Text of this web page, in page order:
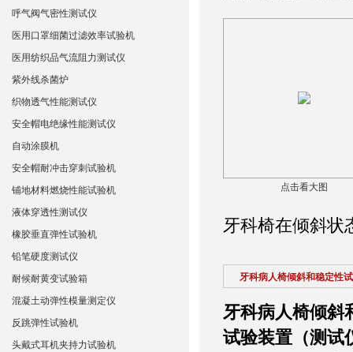
点击看大图
牙科椅在倾斜状
牙科病人椅倾斜和稳定性
牙科病人椅倾斜
试验装置（测试
呼气阀气密性测试仪
医用口罩细菌过滤效率试验机
医用纺织品气流阻力测试仪
紫外线杀菌炉
织物透气性能测试仪
安全帽电绝缘性能测试仪
自动涂膜机
安全帽耐冲击穿刺试验机
铺地材料燃烧性能试验机
液体穿透性测试仪
橡胶垂直弹性试验机
铅笔硬度测试仪
耐候耐黄变试验箱
混凝土动弹性模量测定仪
反跳弹性试验机
头戴式耳机夹持力试验机